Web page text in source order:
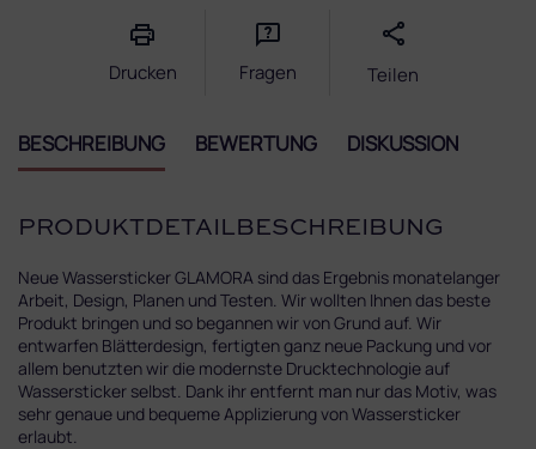
Drucken Fragen Teilen
BESCHREIBUNG BEWERTUNG DISKUSSION
PRODUKTDETAILBESCHREIBUNG
Neue Wassersticker GLAMORA sind das Ergebnis monatelanger
Arbeit, Design, Planen und Testen. Wir wollten Ihnen das beste
Produkt bringen und so begannen wir von Grund auf. Wir
entwarfen Blätterdesign, fertigten ganz neue Packung und vor
allem benutzten wir die modernste Drucktechnologie auf
Wassersticker selbst. Dank ihr entfernt man nur das Motiv, was
sehr genaue und bequeme Applizierung von Wassersticker
erlaubt.